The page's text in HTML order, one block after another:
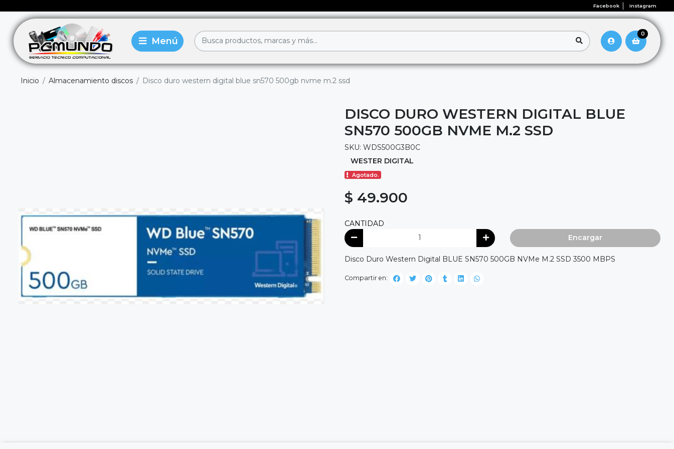
Facebook Instagram
0
Inicio Almacenamiento discos Disco duro western digital blue sn570 500gb nvme m.2 ssd
DISCO DURO WESTERN DIGITAL BLUE
SN570 500GB NVME M.2 SSD
SKU: WDS500G3B0C
WESTER DIGITAL
Agotado.
$ 49.900
CANTIDAD
Encargar
Disco Duro Western Digital BLUE SN570 500GB NVMe M.2 SSD 3500 MBPS
Compartir en: